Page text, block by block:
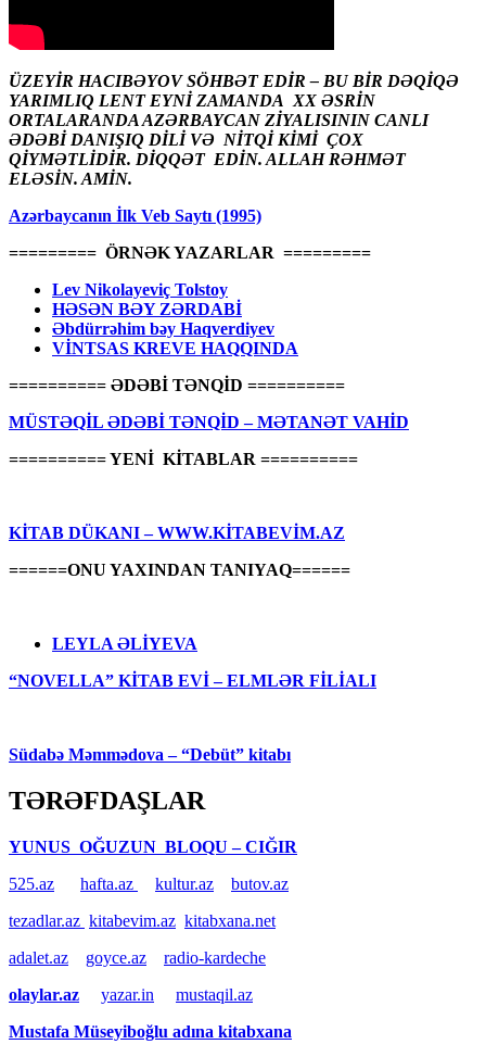
ÜZEYİR HACIBƏYOV SÖHBƏT EDİR – BU BİR DƏQİQƏ
YARIMLIQ LENT EYNİ ZAMANDA XX ƏSRİN
ORTALARANDA AZƏRBAYCAN ZİYALISININ CANLI
ƏDƏBİ DANIŞIQ DİLİ VƏ NİTQİ KİMİ ÇOX
QİYMƏTLİDİR. DİQQƏT EDİN. ALLAH RƏHMƏT
ELƏSİN. AMİN.
Azərbaycanın İlk Veb Saytı (1995)
========= ÖRNƏK YAZARLAR =========
Lev Nikolayeviç Tolstoy
HƏSƏN BƏY ZƏRDABİ
Əbdürrəhim bəy Haqverdiyev
VİNTSAS KREVE HAQQINDA
========== ƏDƏBİ TƏNQİD ==========
MÜSTƏQİL ƏDƏBİ TƏNQİD – MƏTANƏT VAHİD
========== YENİ KİTABLAR ==========
KİTAB DÜKANI – WWW.KİTABEVİM.AZ
======ONU YAXINDAN TANIYAQ======
LEYLA ƏLİYEVA
“NOVELLA” KİTAB EVİ – ELMLƏR FİLİALI
Südabə Məmmədova – “Debüt” kitabı
TƏRƏFDAŞLAR
YUNUS OĞUZUN BLOQU – CIĞIR
525.az
hafta.az kultur.az
butov.az
tezadlar.az kitabevim.az kitabxana.net
adalet.az
goyce.az
radio-kardeche
olaylar.az
yazar.in
mustaqil.az
Mustafa Müseyiboğlu adına kitabxana